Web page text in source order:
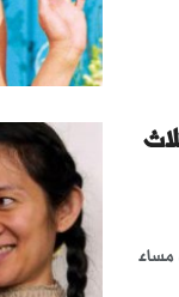
مساء